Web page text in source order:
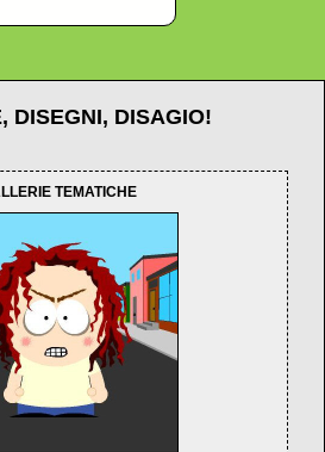
DISEGNI, DISAGIO!
TEMATICHE